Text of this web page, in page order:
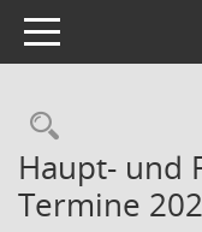
Toggle navigation
Haupt- und
Termine